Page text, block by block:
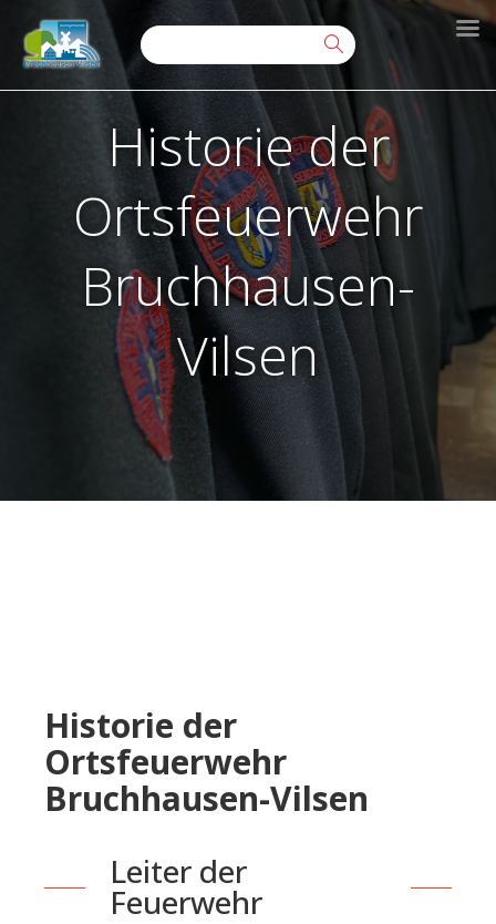
Historie der
Ortsfeuerwehr
Bruchhausen-
Vilsen
Historie der
Ortsfeuerwehr
Bruchhausen-Vilsen
Leiter der
Feuerwehr